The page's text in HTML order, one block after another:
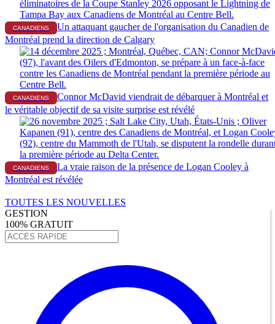
CANADIENS
Un attaquant gaucher de l'organisation du Canadien de
Montréal prend la direction de Calgary
CANADIENS
Connor McDavid viendrait de débarquer à Montréal et
le véritable objectif de sa visite surprise est révélé
CANADIENS
La vraie raison de la présence de Logan Cooley à
Montréal est révélée
TOUTES LES NOUVELLES
GESTION
100% GRATUIT